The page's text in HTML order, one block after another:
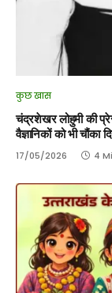
कुछ खास
चंद्रशेखर लोहुमी की
वैज्ञानिकों को भी चौंका
17/05/2026 4